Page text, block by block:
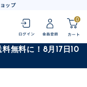
ップ
0
無料に！8月17日10